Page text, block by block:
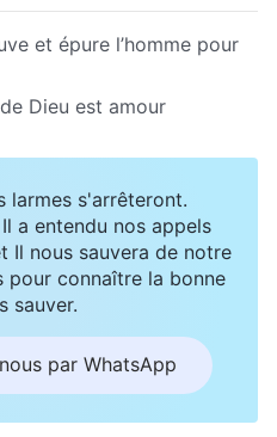
et épure l’homme pour
Dieu est amour
larmes s'arrêteront.
a entendu nos appels
Il nous sauvera de notre
pour connaître la bonne
sauver.
par WhatsApp